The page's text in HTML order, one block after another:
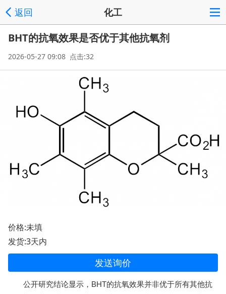
返回 化工
BHT的抗氧效果是否优于其他抗氧剂
2026-05-27 09:08 点击:32
价格:未填
发货:3天内
发送询价
公开研究结论显示，BHT的抗氧效果并非优于所有其他抗